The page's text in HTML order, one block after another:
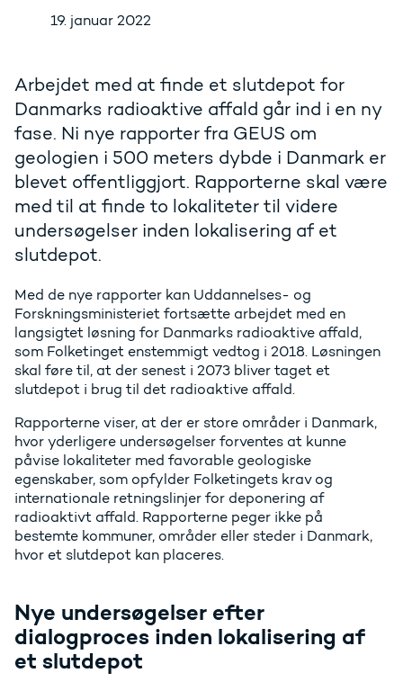
19. januar 2022
Arbejdet med at finde et slutdepot for
Danmarks radioaktive affald går ind i en ny
fase. Ni nye rapporter fra GEUS om
geologien i 500 meters dybde i Danmark er
blevet offentliggjort. Rapporterne skal være
med til at finde to lokaliteter til videre
undersøgelser inden lokalisering af et
slutdepot.
Med de nye rapporter kan Uddannelses- og
Forskningsministeriet fortsætte arbejdet med en
langsigtet løsning for Danmarks radioaktive affald,
som Folketinget enstemmigt vedtog i 2018. Løsningen
skal føre til, at der senest i 2073 bliver taget et
slutdepot i brug til det radioaktive affald.
Rapporterne viser, at der er store områder i Danmark,
hvor yderligere undersøgelser forventes at kunne
påvise lokaliteter med favorable geologiske
egenskaber, som opfylder Folketingets krav og
internationale retningslinjer for deponering af
radioaktivt affald. Rapporterne peger ikke på
bestemte kommuner, områder eller steder i Danmark,
hvor et slutdepot kan placeres.
Nye undersøgelser efter
dialogproces inden lokalisering af
et slutdepot